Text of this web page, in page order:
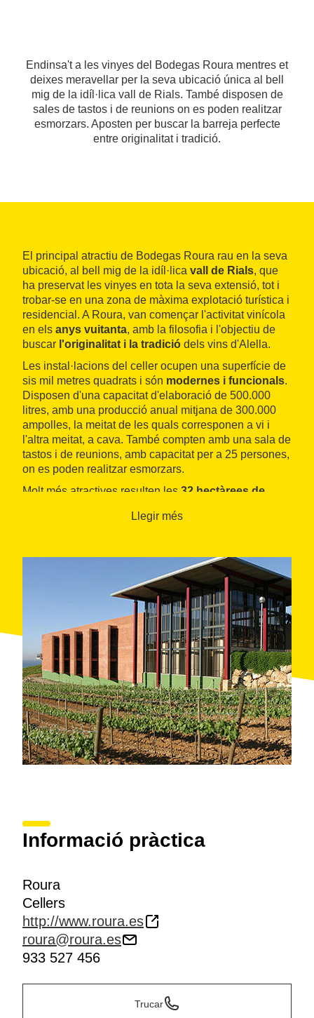
Endinsa't a les vinyes del Bodegas Roura mentres et
deixes meravellar per la seva ubicació única al bell
mig de la idíl·lica vall de Rials. També disposen de
sales de tastos i de reunions on es poden realitzar
esmorzars. Aposten per buscar la barreja perfecte
entre originalitat i tradició.
El principal atractiu de Bodegas Roura rau en la seva
ubicació, al bell mig de la idíl·lica vall de Rials, que
ha preservat les vinyes en tota la seva extensió, tot i
trobar-se en una zona de màxima explotació turística i
residencial. A Roura, van començar l'activitat vinícola
en els anys vuitanta, amb la filosofia i l'objectiu de
buscar l'originalitat i la tradició dels vins d'Alella.
Les instal·lacions del celler ocupen una superfície de
sis mil metres quadrats i són modernes i funcionals.
Disposen d'una capacitat d'elaboració de 500.000
litres, amb una producció anual mitjana de 300.000
ampolles, la meitat de les quals corresponen a vi i
l'altra meitat, a cava. També compten amb una sala de
tastos i de reunions, amb capacitat per a 25 persones,
on es poden realitzar esmorzars.
Molt més atractives resulten les 32 hectàrees de
pagesos que els venen el raïm, ubicades totes a la
compten amb 30 hectàrees més de vinya a l'Albi
(comarca de les Garrigues). En tots aquests terrenys
conreen les varietats negres merlot, ull de llebre,
cabernet sauvignon i sirà, i les blanques chardonnay,
xarel·lo i sauvignon blanc.
Llegir més
Informació pràctica
Roura
Cellers
http://www.roura.es
roura@roura.es
933 527 456
Trucar